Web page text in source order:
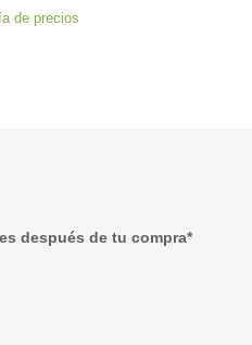
después de tu compra*